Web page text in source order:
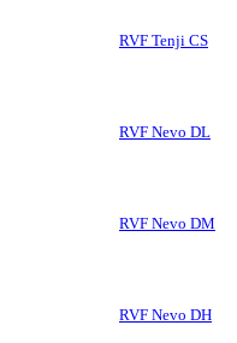
RVF Tenji CS
RVF Nevo DL
RVF Nevo DM
RVF Nevo DH